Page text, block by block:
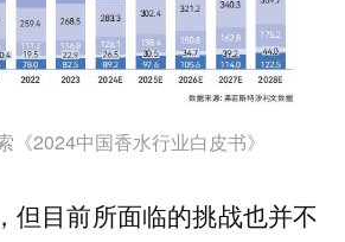
《2024中国香水行业白皮书》
但目前所面临的挑战也并不